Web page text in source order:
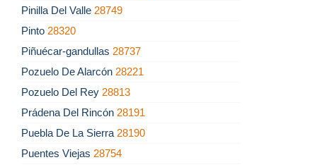
Pinilla Del Valle 28749
Pinto 28320
Piñuécar-gandullas 28737
Pozuelo De Alarcón 28221
Pozuelo Del Rey 28813
Prádena Del Rincón 28191
Puebla De La Sierra 28190
Puentes Viejas 28754